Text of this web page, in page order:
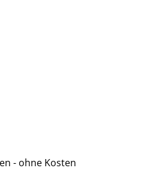
- ohne Kosten